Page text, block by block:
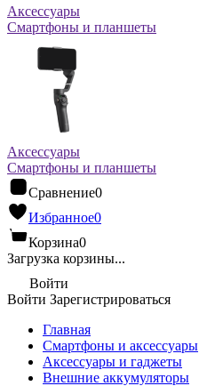
Аксессуары
Смартфоны и планшеты
Аксессуары
Смартфоны и планшеты
Сравнение0
Избранное0
Корзина0
Загрузка корзины...
Войти
Войти Зарегистрироваться
Главная
Смартфоны и аксессуары
Аксессуары и гаджеты
Внешние аккумуляторы